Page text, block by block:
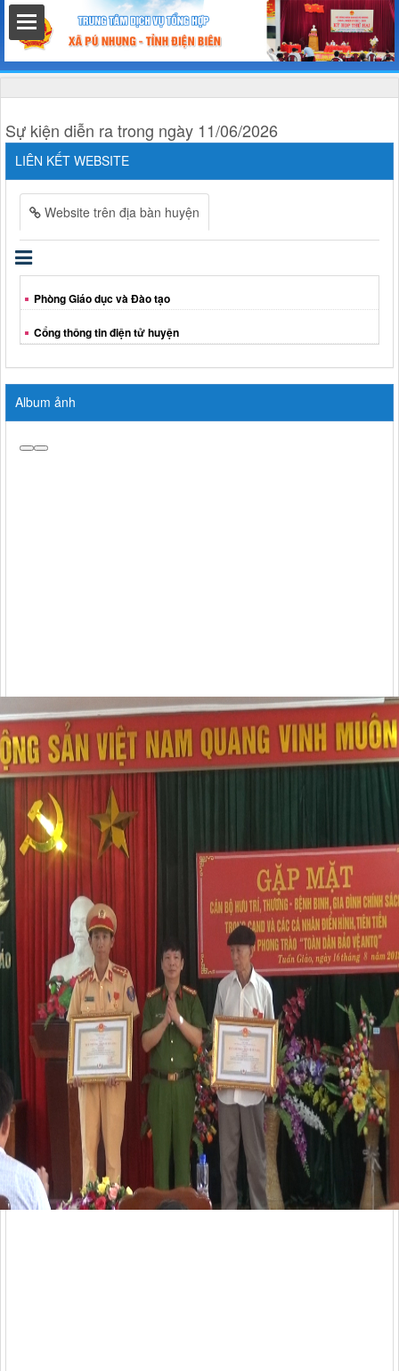
chính
Sự kiện diễn ra trong ngày 11/06/2026
LIÊN KẾT WEBSITE
Website trên địa bàn huyện
Phòng Giáo dục và Đào tạo
Cổng thông tin điện tử huyện
Album ảnh